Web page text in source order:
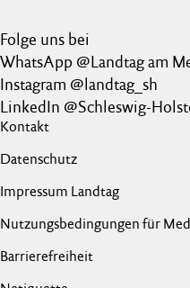
Folge uns bei
WhatsApp @Landtag am
Instagram @landtag_sh
LinkedIn @Schleswig-
Kontakt
Datenschutz
Impressum Landtag
Nutzungsbedingungen für
Barrierefreiheit